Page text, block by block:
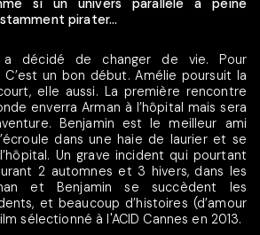
si un univers parallèle à peine
pirater...
décidé de changer de vie. Pour
un bon début. Amélie poursuit la
elle aussi. La première rencontre
enverra Arman à l’hôpital mais sera
Benjamin est le meilleur ami
dans une haie de laurier et se
Un grave incident qui pourtant
2 automnes et 3 hivers, dans les
et Benjamin se succèdent les
et beaucoup d’histoires (d’amour
sélectionné à l'ACID Cannes en 2013.